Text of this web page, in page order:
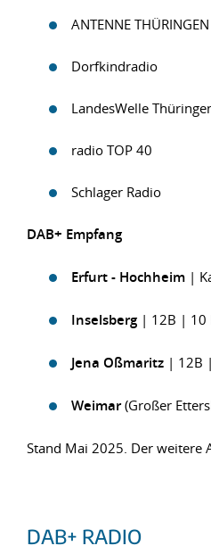
ANTENNE
Dorfkindradio
LandesWelle
radio TOP 40
Schlager Radio
DAB+ Empfang
Erfurt - Hochheim |
Inselsberg | 12B | 10
Jena Oßmaritz | 12B
Weimar(Großer
Stand Mai 2025. Der weitere
DAB+ RADIO